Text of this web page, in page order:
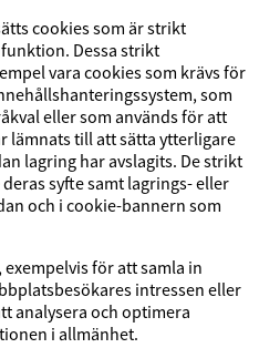
cookies som är strikt
Dessa strikt
vara cookies som krävs för
som
eller som används för att
lämnats till att sätta ytterligare
lagring har avslagits. De strikt
syfte samt lagrings- eller
och i cookie-bannern som
för att samla in
intressen eller
analysera och optimera
i allmänhet.